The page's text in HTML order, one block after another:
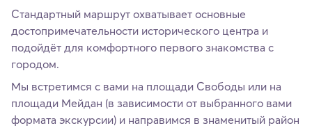
Стандартный маршрут охватывает основные
достопримечательности исторического центра и
подойдёт для комфортного первого знакомства с
городом.
Мы встретимся с вами на площади Свободы или на
площади Мейдан (в зависимости от выбранного вами
формата экскурсии) и направимся в знаменитый район